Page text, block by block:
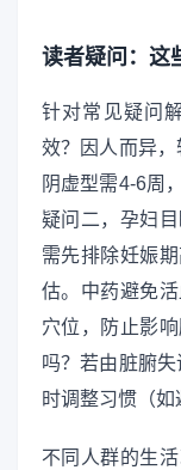
读者疑问：这
针对常见疑问
效？因人而异
阴虚型需4-6周
疑问二，孕妇
需先排除妊娠
估。中药避免
穴位，防止影
吗？若由脏腑
时调整习惯（如
不同人群的生